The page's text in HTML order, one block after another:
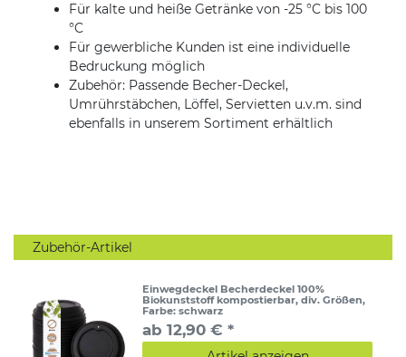
Für kalte und heiße Getränke von -25 °C bis 100
°C
Für gewerbliche Kunden ist eine individuelle
Bedruckung möglich
Zubehör: Passende Becher-Deckel,
Umrührstäbchen, Löffel, Servietten u.v.m. sind
ebenfalls in unserem Sortiment erhältlich
Zubehör-Artikel
Einwegdeckel Becherdeckel 100%
Biokunststoff kompostierbar, div. Größen,
Farbe: schwarz
ab 12,90 € *